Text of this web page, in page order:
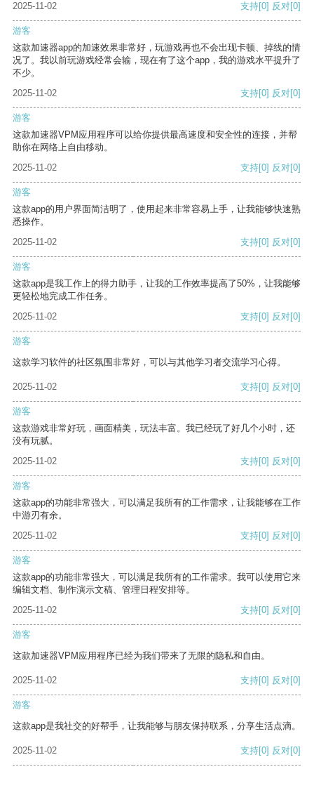
2025-11-02
支持[0] 反对[0]
游客
这款加速器app的加速效果非常好，玩游戏再也不会出现卡顿、掉线的情
况了。我以前玩游戏经常会输，现在有了这个app，我的游戏水平提升了
不少。
2025-11-02
支持[0] 反对[0]
游客
这款加速器VPM应用程序可以给你提供最高速度和安全性的连接，并帮
助你在网络上自由移动。
2025-11-02
支持[0] 反对[0]
游客
这款app的用户界面简洁明了，使用起来非常容易上手，让我能够快速熟
悉操作。
2025-11-02
支持[0] 反对[0]
游客
这款app是我工作上的得力助手，让我的工作效率提高了50%，让我能够
更轻松地完成工作任务。
2025-11-02
支持[0] 反对[0]
游客
这款学习软件的社区氛围非常好，可以与其他学习者交流学习心得。
2025-11-02 支持[0] 反对[0]
游客
这款游戏非常好玩，画面精美，玩法丰富。我已经玩了好几个小时，还
没有玩腻。
2025-11-02
支持[0] 反对[0]
游客
这款app的功能非常强大，可以满足我所有的工作需求，让我能够在工作
中游刃有余。
2025-11-02
支持[0] 反对[0]
游客
这款app的功能非常强大，可以满足我所有的工作需求。我可以使用它来
编辑文档、制作演示文稿、管理日程安排等。
2025-11-02
支持[0] 反对[0]
游客
这款加速器VPM应用程序已经为我们带来了无限的隐私和自由。
2025-11-02 支持[0] 反对[0]
游客
这款app是我社交的好帮手，让我能够与朋友保持联系，分享生活点滴。
2025-11-02 支持[0] 反对[0]